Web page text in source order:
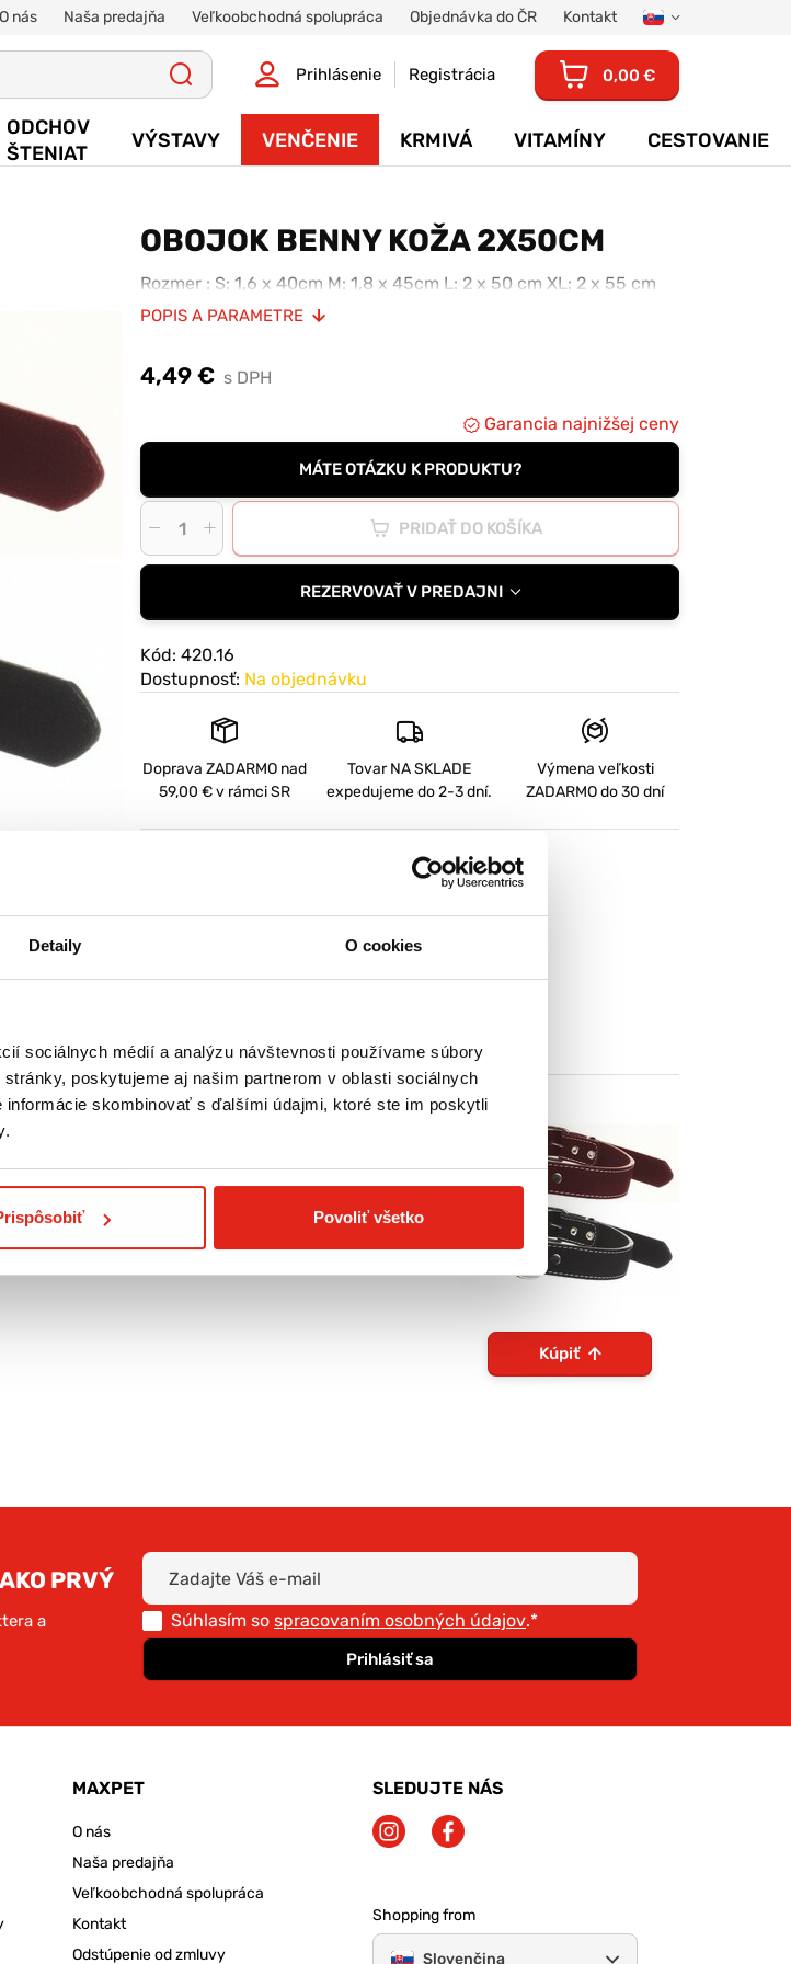
Detaily O cookies
sociálnych médií a analýzu návštevnosti používame súbory
poskytujeme aj našim partnerom v oblasti sociálnych
skombinovať s ďalšími údajmi, ktoré ste im poskytli
Povoliť všetko
O nás Naša predajňa Veľkoobchodná spolupráca Objednávka do ČR
Kontakt
Prihlásenie Registrácia 0,00 €
ODCHOV
ŠTENIAT
VÝSTAVY VENČENIE KRMIVÁ VITAMÍNY CESTOVANIE
OBOJOK BENNY KOŽA 2X50CM
Rozmer : S: 1,6 x 40cm M: 1,8 x 45cm L: 2 x 50 cm XL: 2 x 55 cm
POPIS A PARAMETRE
4,49 € s DPH
Garancia najnižšej ceny
MÁTE OTÁZKU K PRODUKTU?
PRIDAŤ DO KOŠÍKA
REZERVOVAŤ V PREDAJNI
Kód: 420.16
Dostupnosť: Na objednávku
Doprava ZADARMOnad
59,00 € v rámci SR
Tovar NA SKLADE
expedujeme do 2-3 dní.
Výmena veľkosti
ZADARMOdo 30 dní
Kúpiť
PRVÝ
a
Súhlasím so spracovaním osobných údajov.*
Prihlásiť sa
MAXPET
O nás
Naša predajňa
Veľkoobchodná spolupráca
Kontakt
Odstúpenie od zmluvy
SLEDUJTE NÁS
Shopping from
Slovenčina